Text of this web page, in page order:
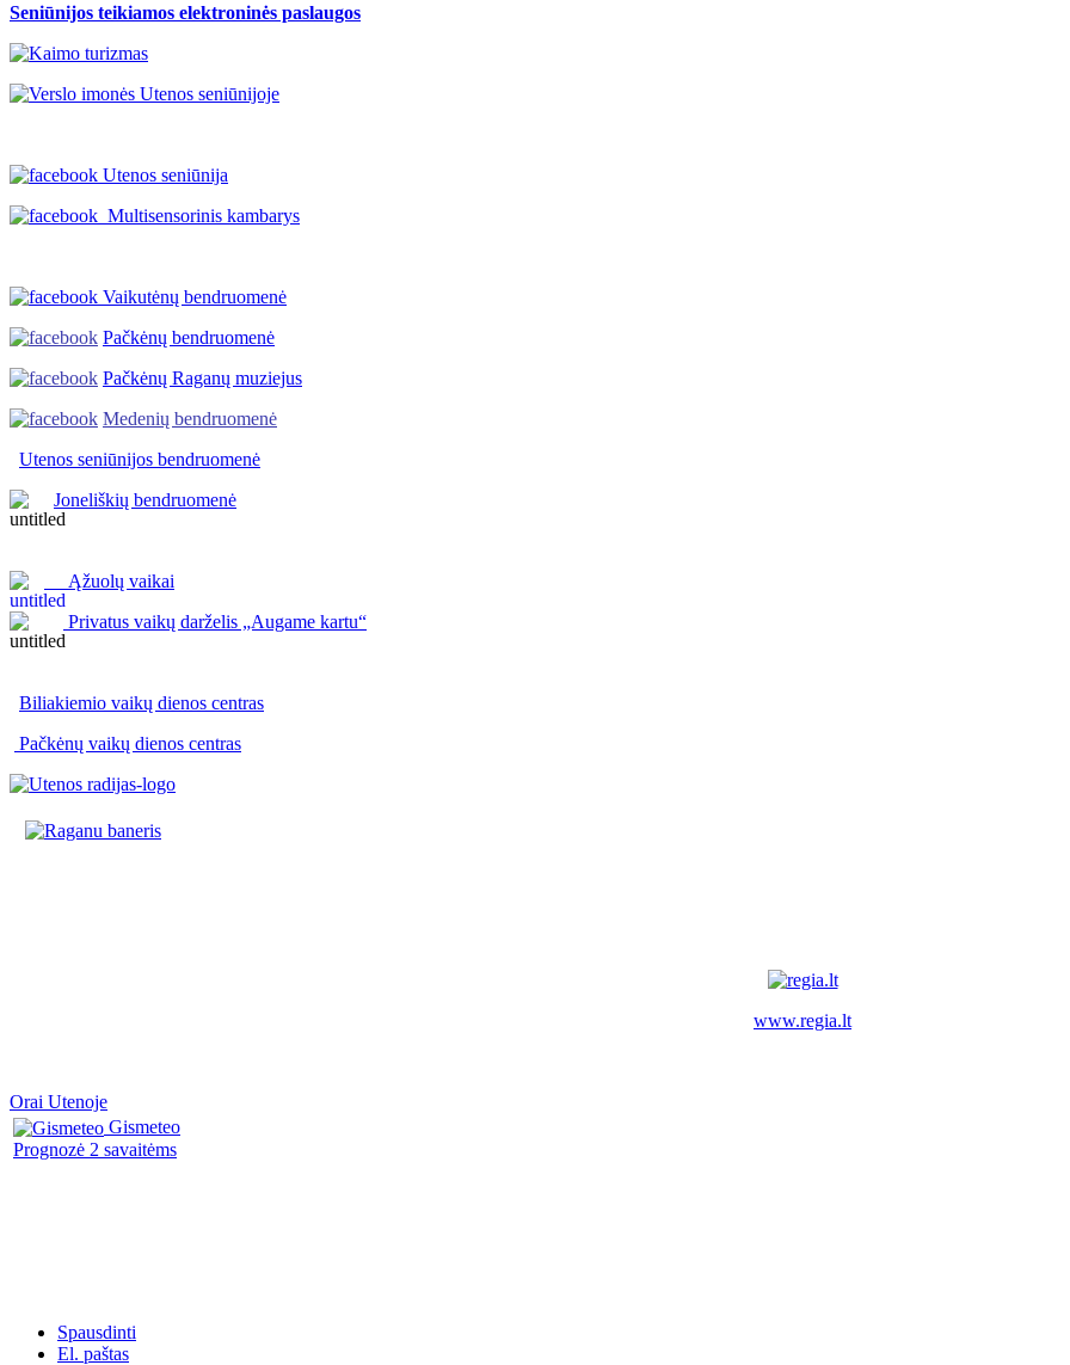
Seniūnijos teikiamos elektroninės paslaugos
Utenos seniūnija
Multisensorinis kambarys
Vaikutėnų bendruomenė
Pačkėnų bendruomenė
Pačkėnų Raganų muziejus
Medenių bendruomenė
Utenos seniūnijos bendruomenė
Joneliškių bendruomenė
Ąžuolų vaikai
Privatus vaikų darželis „Augame kartu“
Biliakiemio vaikų dienos centras
Pačkėnų vaikų dienos centras
www.regia.lt
Orai Utenoje
Gismeteo
Prognozė 2 savaitėms
Spausdinti
El. paštas